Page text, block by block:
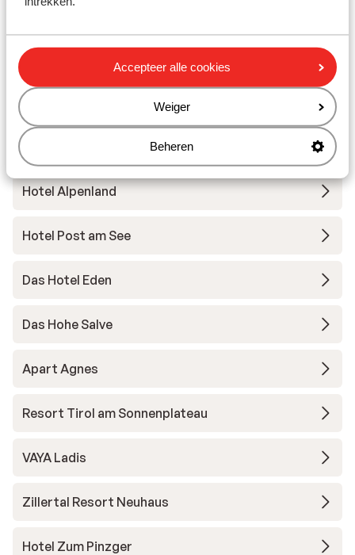
Accepteer alle cookies
Weiger
Beheren
Elisabeth Hotel - Adults only
Hotel Olympia
Hotel Berghof - Zomer
Hotel Alpenland
Hotel Post am See
Das Hotel Eden
Das Hohe Salve
Apart Agnes
Resort Tirol am Sonnenplateau
VAYA Ladis
Zillertal Resort Neuhaus
Hotel Zum Pinzger